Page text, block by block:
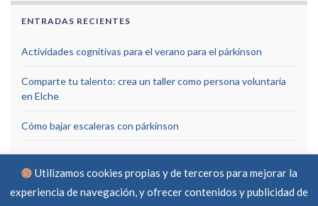
ENTRADAS RECIENTES
Actividades cognitivas para el verano para el párkinson
Comparte tu talento: crea un taller como persona voluntaria
en Elche
Cómo bajar escaleras con párkinson
Utilizamos cookies propias y de terceros para mejorar la
experiencia de navegación, y ofrecer contenidos y publicidad de